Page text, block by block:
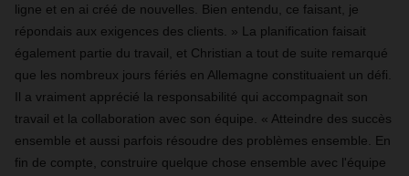
ligne et en ai créé de nouvelles. Bien entendu, ce faisant, je
répondais aux exigences des clients. » La planification faisait
également partie du travail, et Christian a tout de suite remarqué
que les nombreux jours fériés en Allemagne constituaient un défi.
Il a vraiment apprécié la responsabilité qui accompagnait son
travail et la collaboration avec son équipe. « Atteindre des succès
ensemble et aussi parfois résoudre des problèmes ensemble. En
fin de compte, construire quelque chose ensemble avec l'équipe